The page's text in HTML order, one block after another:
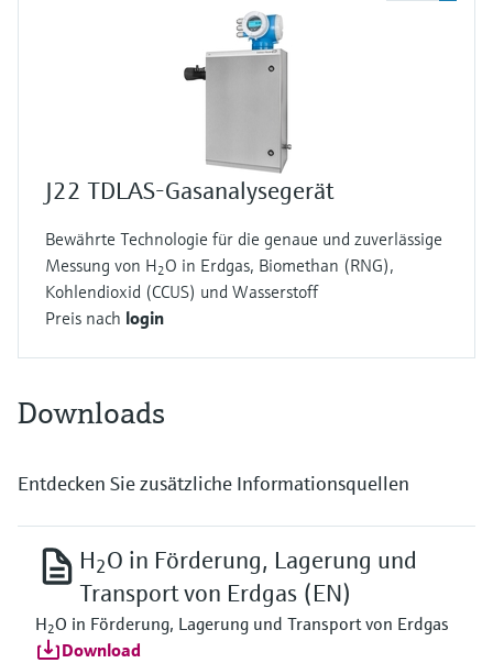
J22 TDLAS-Gasanalysegerät
Bewährte Technologie für die genaue und zuverlässige
Messung von H2O in Erdgas, Biomethan (RNG),
Kohlendioxid (CCUS) und Wasserstoff
Preis nach login
Downloads
Entdecken Sie zusätzliche Informationsquellen
H2O in Förderung, Lagerung und
Transport von Erdgas (EN)
H2O in Förderung, Lagerung und Transport von Erdgas
Download